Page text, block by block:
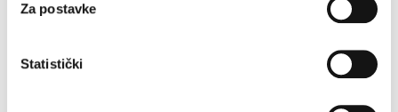
Za postavke
Statistički